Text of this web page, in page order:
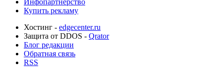
Купить рекламу
Хостинг - edgecenter.ru
Защита от DDOS - Qrator
Блог редакции
Обратная связь
RSS